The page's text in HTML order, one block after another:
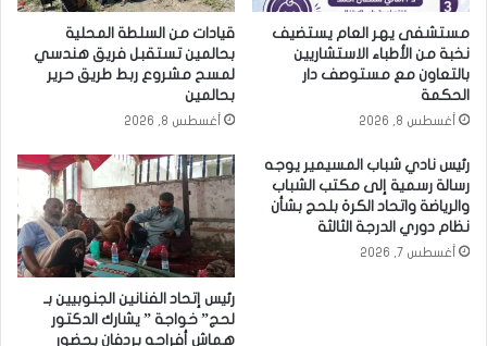
مستشفى يهر العام يستضيف
نخبة من الأطباء الاستشاريين
بالتعاون مع مستوصف دار
الحكمة
أغسطس 8, 2026
قيادات من السلطة المحلية
بحالمين تستقبل فريق هندسي
لمسح مشروع ربط طريق حرير
بحالمين
أغسطس 8, 2026
رئيس نادي شباب المسيمير يوجه
رسالة رسمية إلى مكتب الشباب
والرياضة واتحاد الكرة بلحج بشأن
نظام دوري الدرجة الثالثة
أغسطس 7, 2026
رئيس إتحاد الفنانين الجنوبيين بـ
لحج” خواجة ” يشارك الدكتور
هماش أفراحه بردفان بحضور